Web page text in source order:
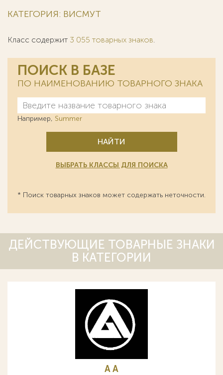
КАТЕГОРИЯ: ВИСМУТ
Класс содержит 3 055 товарных знаков.
ПОИСК В БАЗЕ
ПО НАИМЕНОВАНИЮ ТОВАРНОГО ЗНАКА
Например, Summer
НАЙТИ
ВЫБРАТЬ КЛАССЫ ДЛЯ ПОИСКА
* Поиск товарных знаков может содержать неточности.
ДЕЙСТВУЮЩИЕ ТОВАРНЫЕ ЗНАКИ
В КАТЕГОРИИ
A А